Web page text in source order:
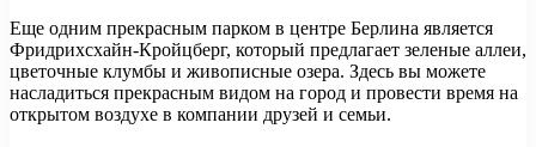
Еще одним прекрасным парком в центре Берлина является
Фридрихсхайн-Кройцберг, который предлагает зеленые аллеи,
цветочные клумбы и живописные озера. Здесь вы можете
насладиться прекрасным видом на город и провести время на
открытом воздухе в компании друзей и семьи.